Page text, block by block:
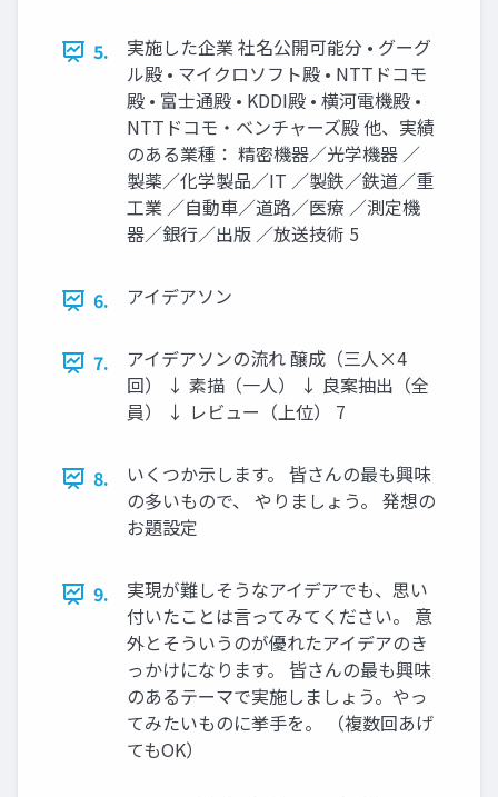
5.
実施した企業 社名公開可能分 • グーグ
ル殿 • マイクロソフト殿 • NTTドコモ
殿 • 富士通殿 • KDDI殿 • 横河電機殿 •
NTTドコモ・ベンチャーズ殿 他、実績
のある業種： 精密機器／光学機器 ／
製薬／化学製品／IT ／製鉄／鉄道／重
工業 ／自動車／道路／医療 ／測定機
器／銀行／出版 ／放送技術 5
6. アイデアソン
7.
アイデアソンの流れ 醸成（三人×4
回） ↓ 素描（一人） ↓ 良案抽出（全
員） ↓ レビュー（上位） 7
8.
いくつか示します。 皆さんの最も興味
の多いもので、 やりましょう。 発想の
お題設定
9.
実現が難しそうなアイデアでも、思い
付いたことは言ってみてください。 意
外とそういうのが優れたアイデアのき
っかけになります。 皆さんの最も興味
のあるテーマで実施しましょう。やっ
てみたいものに挙手を。 （複数回あげ
てもOK）